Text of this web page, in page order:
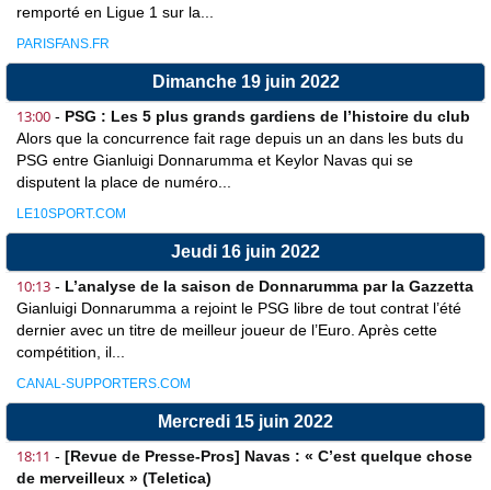
remporté en Ligue 1 sur la...
PARISFANS.FR
Dimanche 19 juin 2022
13:00 - PSG : Les 5 plus grands gardiens de l’histoire du club
Alors que la concurrence fait rage depuis un an dans les buts du
PSG entre Gianluigi Donnarumma et Keylor Navas qui se
disputent la place de numéro...
LE10SPORT.COM
Jeudi 16 juin 2022
10:13 - L’analyse de la saison de Donnarumma par la Gazzetta
Gianluigi Donnarumma a rejoint le PSG libre de tout contrat l’été
dernier avec un titre de meilleur joueur de l’Euro. Après cette
compétition, il...
CANAL-SUPPORTERS.COM
Mercredi 15 juin 2022
18:11 - [Revue de Presse-Pros] Navas : « C’est quelque chose
de merveilleux » (Teletica)